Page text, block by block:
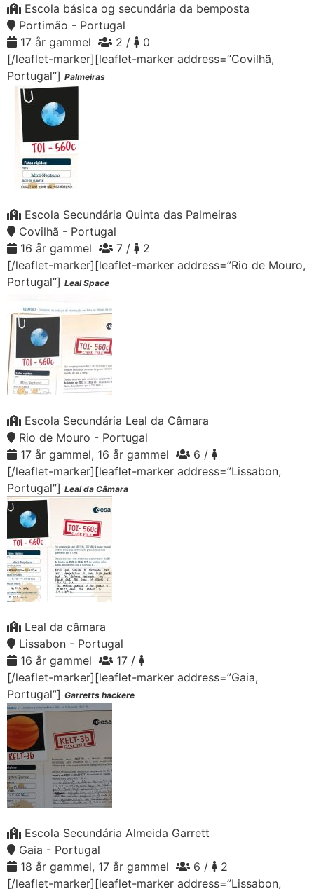
Escola básica og secundária da bemposta
Portimão - Portugal
17 år gammel
2 /
0
[/leaflet-marker][leaflet-marker address=”Covilhã,
Portugal”] Palmeiras
Escola Secundária Quinta das Palmeiras
Covilhã - Portugal
16 år gammel
7 /
2
[/leaflet-marker][leaflet-marker address=”Rio de Mouro,
Portugal”] Leal Space
Escola Secundária Leal da Câmara
Rio de Mouro - Portugal
17 år gammel, 16 år gammel
6 /
[/leaflet-marker][leaflet-marker address=”Lissabon,
Portugal”] Leal da Câmara
Leal da câmara
Lissabon - Portugal
16 år gammel
17 /
[/leaflet-marker][leaflet-marker address=”Gaia,
Portugal”] Garretts hackere
Escola Secundária Almeida Garrett
Gaia - Portugal
18 år gammel, 17 år gammel
6 /
2
[/leaflet-marker][leaflet-marker address=”Lissabon,